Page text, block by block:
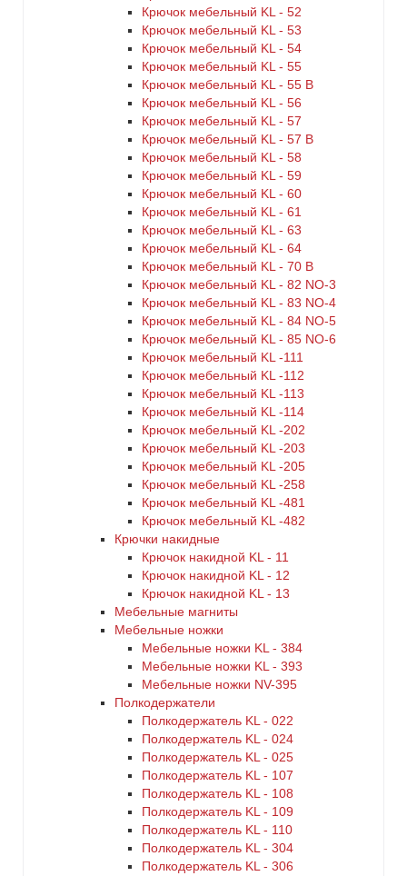
Крючок мебельный KL - 52
Крючок мебельный KL - 53
Крючок мебельный KL - 54
Крючок мебельный KL - 55
Крючок мебельный KL - 55 B
Крючок мебельный KL - 56
Крючок мебельный KL - 57
Крючок мебельный KL - 57 B
Крючок мебельный KL - 58
Крючок мебельный KL - 59
Крючок мебельный KL - 60
Крючок мебельный KL - 61
Крючок мебельный KL - 63
Крючок мебельный KL - 64
Крючок мебельный KL - 70 B
Крючок мебельный KL - 82 NO-3
Крючок мебельный KL - 83 NO-4
Крючок мебельный KL - 84 NO-5
Крючок мебельный KL - 85 NO-6
Крючок мебельный KL -111
Крючок мебельный KL -112
Крючок мебельный KL -113
Крючок мебельный KL -114
Крючок мебельный KL -202
Крючок мебельный KL -203
Крючок мебельный KL -205
Крючок мебельный KL -258
Крючок мебельный KL -481
Крючок мебельный KL -482
Крючки накидные
Крючок накидной KL - 11
Крючок накидной KL - 12
Крючок накидной KL - 13
Мебельные магниты
Мебельные ножки
Мебельные ножки KL - 384
Мебельные ножки KL - 393
Мебельные ножки NV-395
Полкодержатели
Полкодержатель KL - 022
Полкодержатель KL - 024
Полкодержатель KL - 025
Полкодержатель KL - 107
Полкодержатель KL - 108
Полкодержатель KL - 109
Полкодержатель KL - 110
Полкодержатель KL - 304
Полкодержатель KL - 306